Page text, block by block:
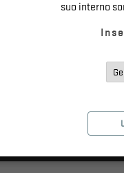
suo interno